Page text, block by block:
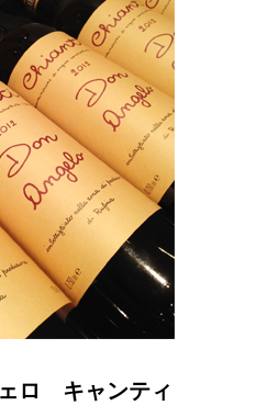
ェロ キャンティ